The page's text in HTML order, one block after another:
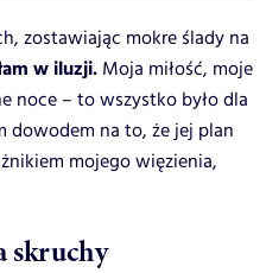
zostawiając mokre ślady na
w iluzji. Moja miłość, moje
noce – to wszystko było dla
dowodem na to, że jej plan
mojego więzienia,
skruchy